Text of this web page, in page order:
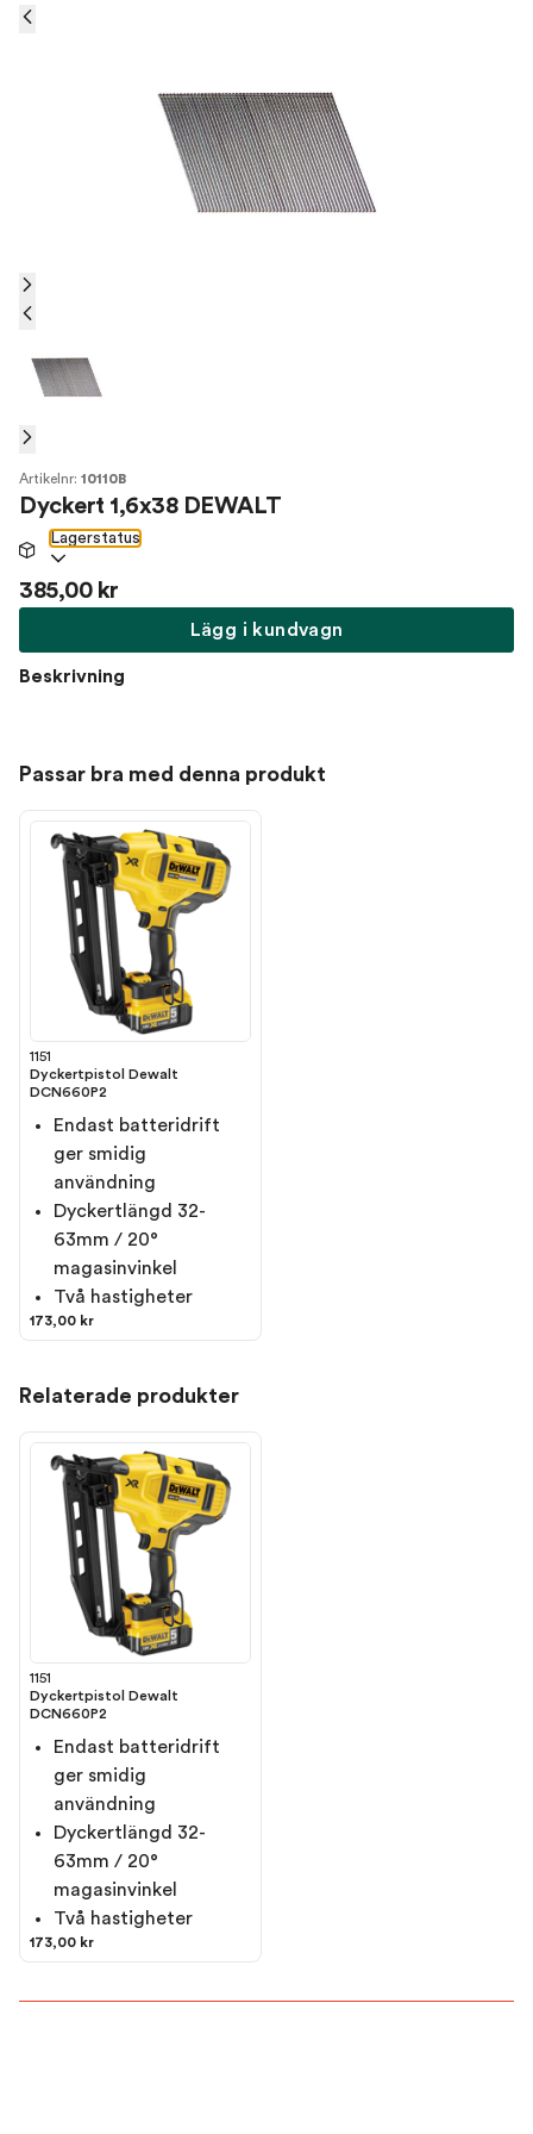
Artikelnr: 10110B
Dyckert 1,6x38 DEWALT
Lagerstatus
385,00 kr
Lägg i kundvagn
Beskrivning
Passar bra med denna produkt
1151
Dyckertpistol Dewalt
DCN660P2
Endast batteridrift
ger smidig
användning
Dyckertlängd 32-
63mm / 20°
magasinvinkel
Två hastigheter
173,00 kr
Relaterade produkter
1151
Dyckertpistol Dewalt
DCN660P2
Endast batteridrift
ger smidig
användning
Dyckertlängd 32-
63mm / 20°
magasinvinkel
Två hastigheter
173,00 kr